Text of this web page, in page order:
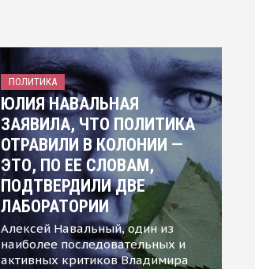
ПОЛИТИКА
ЮЛИЯ НАВАЛЬНАЯ
ЗАЯВИЛА, ЧТО ПОЛИТИКА
ОТРАВИЛИ В КОЛОНИИ —
ЭТО, ПО ЕЕ СЛОВАМ,
ПОДТВЕРДИЛИ ДВЕ
ЛАБОРАТОРИИ
Алексей Навальный, один из
наиболее последовательных и
активных критиков Владимира